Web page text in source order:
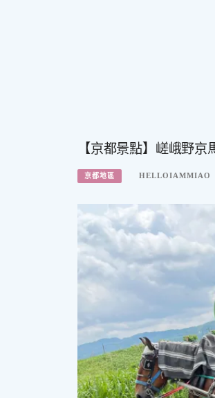
【京都景點】嵯峨野
京都地區 HELLOIAMMIAO